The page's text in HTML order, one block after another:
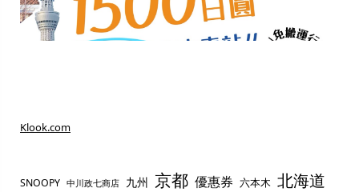
Klook.com
SNOOPY 中川政七商店 九州 京都 優惠券 六本木 北海道